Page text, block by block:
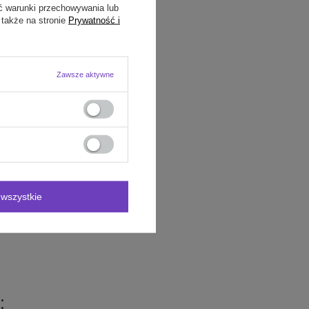
warunki przechowywania lub
na stronie Prywatność i
Zawsze aktywne